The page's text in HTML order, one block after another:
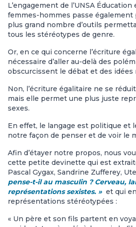
L’engagement de l’UNSA Éducation
femmes-hommes passe également
plus grand nombre d’outils
tous les stéréotypes de genre.
Or, en ce qui concerne l’écriture
nécessaire d’aller au-delà des
obscurcissent le débat et des idées
Non, l’écriture égalitaire ne se
mais elle permet une plus juste
sexes.
En effet, le langage est politique et
notre façon de penser et de voir le
Afin d’étayer notre propos, nous
cette petite devinette qui est
Pascal Gygax, Sandrine Zufferey,
pense-t-il au masculin ? Cerveau,
représentations sexistes. » et qui
représentations stéréotypées :
« Un père et son fils partent en